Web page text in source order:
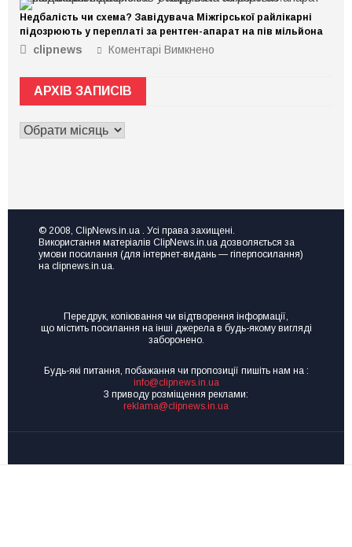
ідею
чи
діюче
розвитку?
Тоді
вам
на
“Made
Недбалість чи схема? Завідувача Міжгірської райлікарні
підозрюють у переплаті за рентген-апарат на пів мільйона
clipnews Коментарі Вимкнено
за
апарат
на
АРХІВ ЗАПИСІВ
АРХІВ
ЗАПИСІВ
© 2008, ClipNews.in.ua . Усі права захищені.
Використання матеріалів ClipNews.in.ua дозволяється за
умови посилання (для інтернет-видань — гіперпосилання)
на clipnews.in.ua.
Передрук, копіювання чи відтворення інформації,
що містить посилання на інші джерела в будь-якому вигляді
заборонено.
Будь-які питання, побажання чи пропозиції пишіть нам на :
info@clipnews.in.ua
З приводу розміщення реклами:
reklama@clipnews.in.ua